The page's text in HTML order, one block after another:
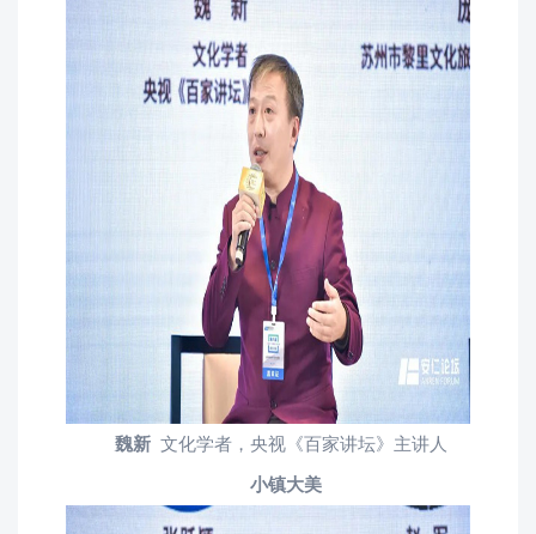
魏新 文化学者，央视《百家讲坛》主讲人
小镇大美